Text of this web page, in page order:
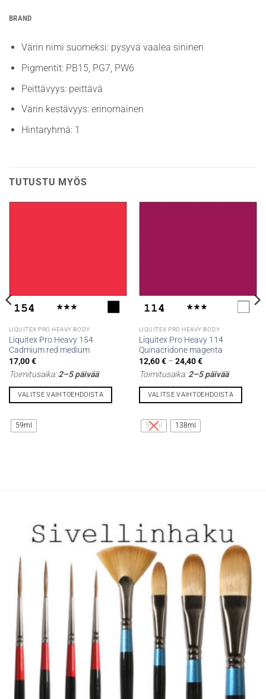
BRAND
Värin nimi suomeksi: pysyvä vaalea sininen
Pigmentit: PB15, PG7, PW6
Peittävyys: peittävä
Värin kestävyys: erinomainen
Hintaryhmä: 1
TUTUSTU MYÖS
LIQUITEX PRO HEAVY BODY
Liquitex Pro Heavy 154
Cadmium red medium
17,00€
Toimitusaika:2–5 päivää
VALITSE VAIHTOEHDOISTA
tuotteella
on
59ml
LIQUITEX PRO HEAVY BODY
Liquitex Pro Heavy 114
Quinacridone magenta
12,60€ – 24,40€Hintaluokka:
-
Toimitusaika:2–5 päivää
VALITSE VAIHTOEHDOISTA
tuotteella
on
59ml 138ml